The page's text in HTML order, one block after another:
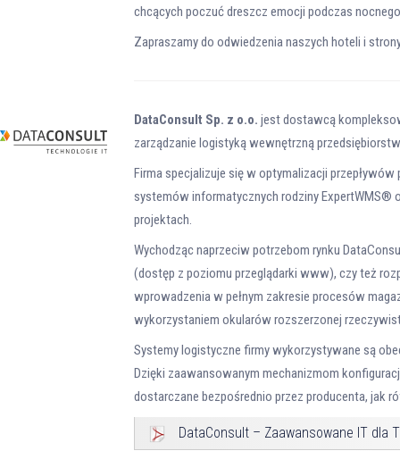
chcących poczuć dreszcz emocji podczas
Zapraszamy do odwiedzenia naszych hoteli i
DataConsult Sp. z o.o. jest dostawcą
zarządzanie logistyką wewnętrzną
Firma specjalizuje się w optymalizacji
systemów informatycznych rodziny ExpertWMS®
projektach.
Wychodząc naprzeciw potrzebom rynku
(dostęp z poziomu przeglądarki www), czy też
wprowadzenia w pełnym zakresie procesów
wykorzystaniem okularów rozszerzonej
Systemy logistyczne firmy wykorzystywane są
Dzięki zaawansowanym mechanizmom
dostarczane bezpośrednio przez producenta, jak
DataConsult – Zaawansowane IT dla